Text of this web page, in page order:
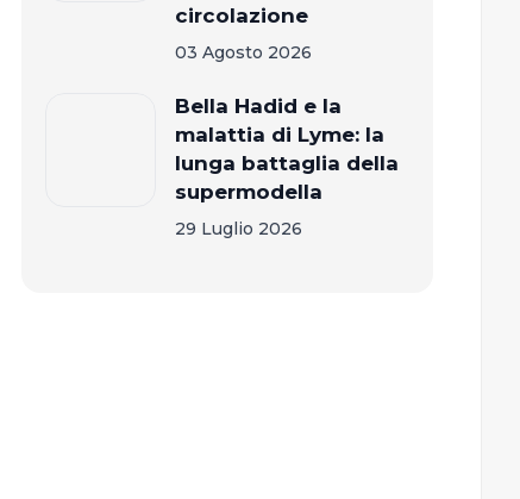
circolazione
03 Agosto 2026
Bella Hadid e la
malattia di Lyme: la
lunga battaglia della
supermodella
29 Luglio 2026